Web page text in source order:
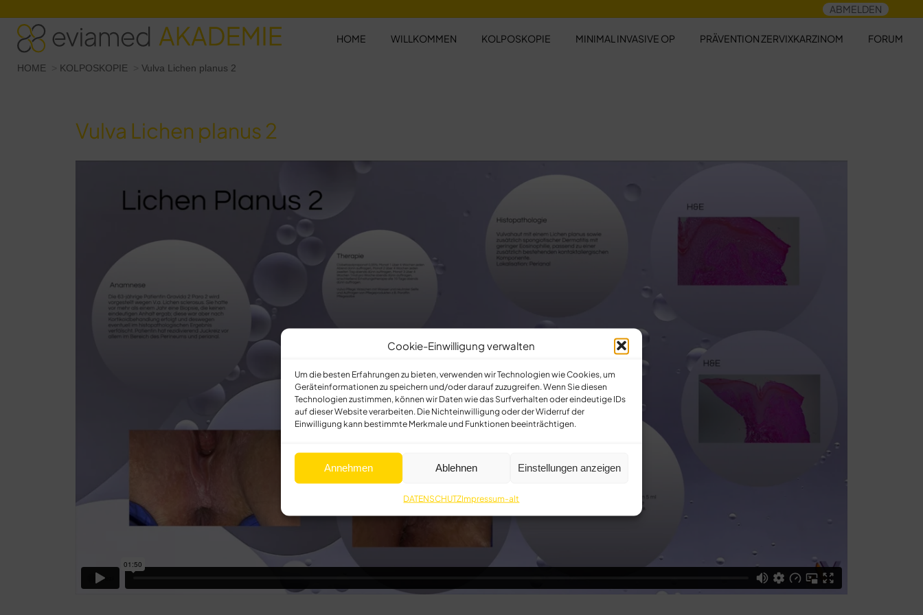
Cookie-Einwilligung verwalten
Um die besten Erfahrungen zu bieten, verwenden wir Technologien wie Cookies, um
Geräteinformationen zu speichern und/oder darauf zuzugreifen. Wenn Sie diesen
Technologien zustimmen, können wir Daten wie das Surfverhalten oder eindeutige IDs
auf dieser Website verarbeiten. Die Nichteinwilligung oder der Widerruf der
Einwilligung kann bestimmte Merkmale und Funktionen beeinträchtigen.
Annehmen Ablehnen Einstellungen anzeigen
DATENSCHUTZImpressum-alt
ABMELDEN
HOME WILLKOMMEN KOLPOSKOPIE MINIMAL INVASIVE OP PRÄVENTION ZERVIXKARZINOM FORUM
Sie befinden sich hier:
HOME KOLPOSKOPIE Vulva Lichen planus 2
Vulva Lichen planus 2